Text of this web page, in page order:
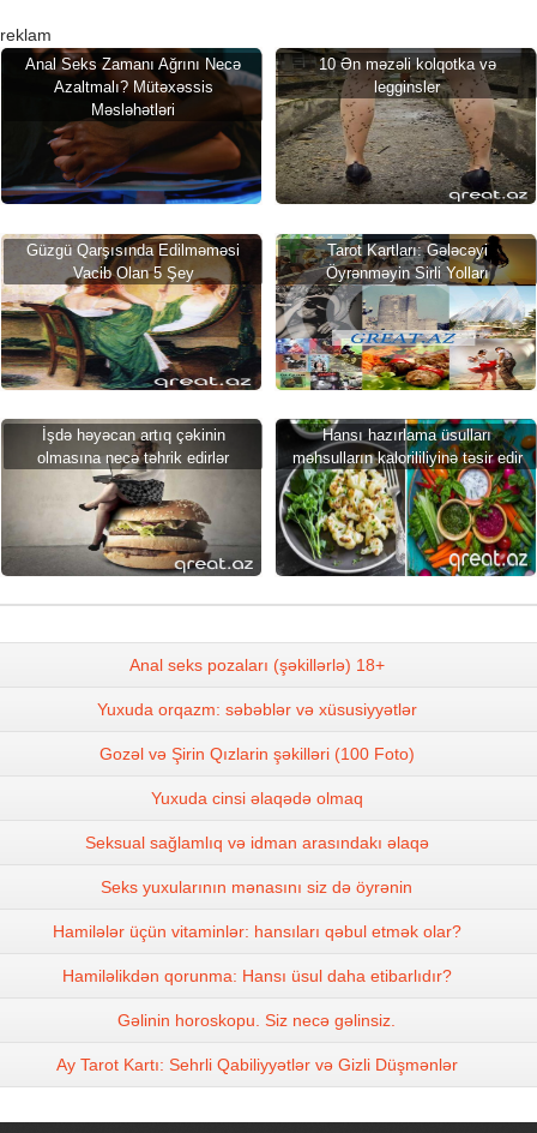
reklam
Anal Seks Zamanı Ağrını Necə
Azaltmalı? Mütəxəssis
Məsləhətləri
10 Ən məzəli kolqotka və
legginsler
Güzgü Qarşısında Edilməməsi
Vacib Olan 5 Şey
Tarot Kartları: Gələcəyi
Öyrənməyin Sirli Yolları
İşdə həyəcan artıq çəkinin
olmasına necə təhrik edirlər
Hansı hazırlama üsulları
məhsulların kalorililiyinə təsir edir
Anal seks pozaları (şəkillərlə) 18+
Yuxuda orqazm: səbəblər və xüsusiyyətlər
Gozəl və Şirin Qızlarin şəkilləri (100 Foto)
Yuxuda cinsi əlaqədə olmaq
Seksual sağlamlıq və idman arasındakı əlaqə
Seks yuxularının mənasını siz də öyrənin
Hamilələr üçün vitaminlər: hansıları qəbul etmək olar?
Hamiləlikdən qorunma: Hansı üsul daha etibarlıdır?
Gəlinin horoskopu. Siz necə gəlinsiz.
Ay Tarot Kartı: Sehrli Qabiliyyətlər və Gizli Düşmənlər